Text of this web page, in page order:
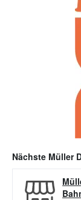
Nächste Müller